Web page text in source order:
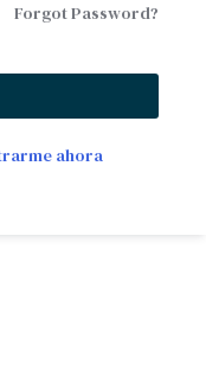
Forgot Password?
ahora